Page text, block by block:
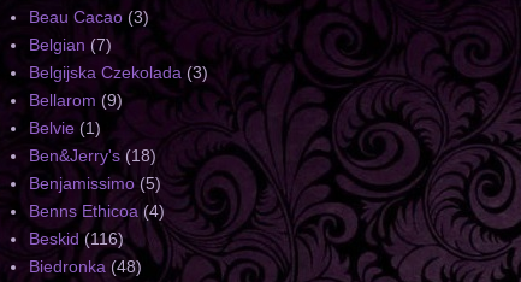
Beau Cacao (3)
Belgian (7)
Belgijska Czekolada (3)
Bellarom (9)
Belvie (1)
Ben&Jerry's (18)
Benjamissimo (5)
Benns Ethicoa (4)
Beskid (116)
Biedronka (48)